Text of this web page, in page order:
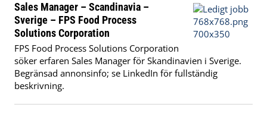
Sales Manager – Scandinavia –
Sverige – FPS Food Process
Solutions Corporation
FPS Food Process Solutions Corporation
söker erfaren Sales Manager för Skandinavien i Sverige.
Begränsad annonsinfo; se LinkedIn för fullständig
beskrivning.